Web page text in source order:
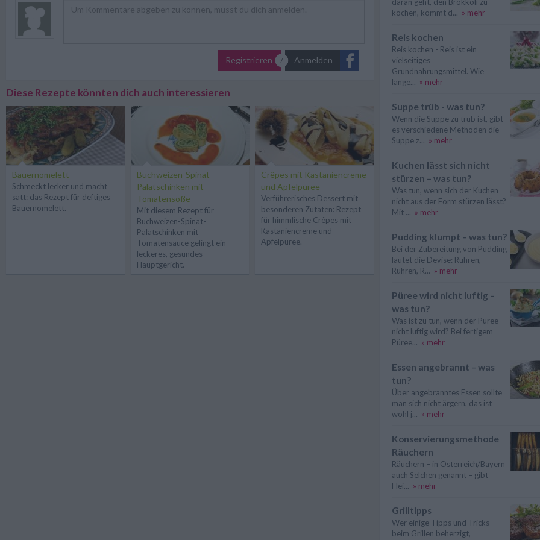
Registrieren Anmelden
Diese Rezepte könnten dich auch interessieren
Bauernomelett
Schmeckt lecker und macht
satt: das Rezept für deftiges
Bauernomelett.
Buchweizen-Spinat-
Palatschinken mit
Tomatensoße
Mit diesem Rezept für
Buchweizen-Spinat-
Palatschinken mit
Tomatensauce gelingt ein
leckeres, gesundes
Hauptgericht.
Crêpes mit Kastaniencreme
und Apfelpüree
Verführerisches Dessert mit
besonderen Zutaten: Rezept
für himmlische Crêpes mit
Kastaniencreme und
Apfelpüree.
kochen, kommt d... » mehr
Reis kochen
Reis kochen - Reis ist ein
vielseitiges
Grundnahrungsmittel. Wie
lange... » mehr
Suppe trüb - was tun?
Wenn die Suppe zu trüb ist, gibt
es verschiedene Methoden die
Suppe z... » mehr
Kuchen lässt sich nicht
stürzen – was tun?
Was tun, wenn sich der Kuchen
nicht aus der Form stürzen lässt?
Mit ... » mehr
Pudding klumpt – was tun?
Bei der Zubereitung von Pudding
lautet die Devise: Rühren,
Rühren, R... » mehr
Püree wird nicht luftig –
was tun?
Was ist zu tun, wenn der Püree
nicht luftig wird? Bei fertigem
Püree... » mehr
Essen angebrannt – was
tun?
Über angebranntes Essen sollte
man sich nicht ärgern, das ist
wohl j... » mehr
Konservierungsmethode
Räuchern
Räuchern – in Österreich/Bayern
auch Selchen genannt – gibt
Flei... » mehr
Grilltipps
Wer einige Tipps und Tricks
beim Grillen beherzigt,